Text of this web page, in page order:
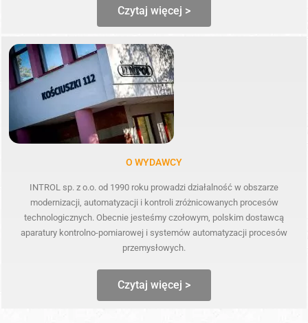
Czytaj więcej >
O WYDAWCY
INTROL sp. z o.o. od 1990 roku prowadzi działalność w obszarze
modernizacji, automatyzacji i kontroli zróżnicowanych procesów
technologicznych. Obecnie jesteśmy czołowym, polskim dostawcą
aparatury kontrolno-pomiarowej i systemów automatyzacji procesów
przemysłowych.
Czytaj więcej >